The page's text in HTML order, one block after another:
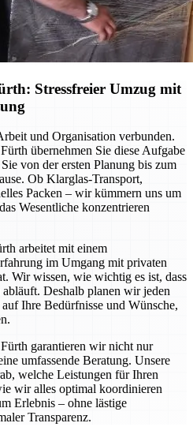
Stressfreier Umzug mit
und Organisation verbunden.
übernehmen Sie diese Aufgabe
von der ersten Planung bis zum
Ob Klarglas-Transport,
Packen – wir kümmern uns um
Wesentliche konzentrieren
arbeitet mit einem
im Umgang mit privaten
Wir wissen, wie wichtig es ist, dass
Deshalb planen wir jeden
Ihre Bedürfnisse und Wünsche,
garantieren wir nicht nur
umfassende Beratung. Unsere
welche Leistungen für Ihren
wir alles optimal koordinieren
Erlebnis – ohne lästige
Transparenz.